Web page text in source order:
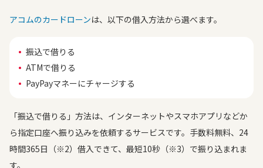
アコムのカードローンは、以下の借入方法から選べます。
振込で借りる
ATMで借りる
PayPayマネーにチャージする
「振込で借りる」方法は、インターネットやスマホアプリなどか
ら指定口座へ振り込みを依頼するサービスです。手数料無料、24
時間365日（※2）借入できて、最短10秒（※3）で振り込まれま
す。